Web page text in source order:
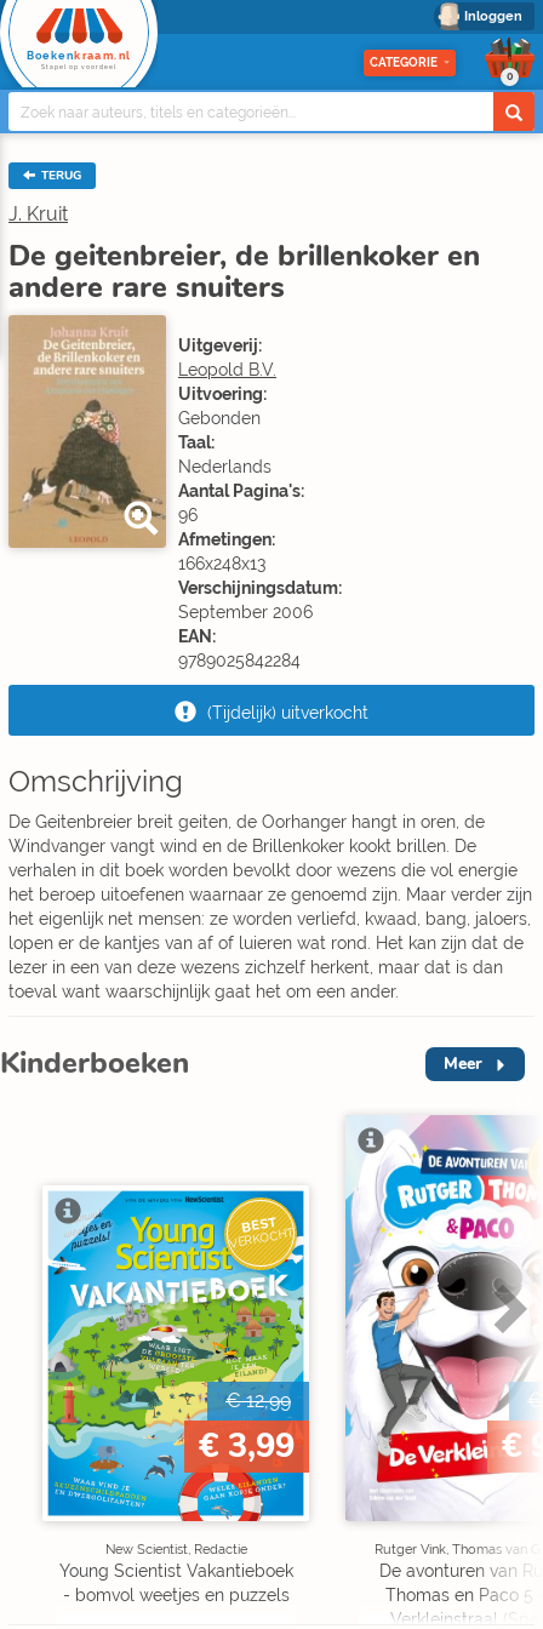
Inloggen
Boeken kraam.nl
Stapel op voordeel CATEGORIE
0
TERUG
J. Kruit
De geitenbreier, de brillenkoker en
andere rare snuiters
Uitgeverij:
Leopold B.V.
Uitvoering:
Gebonden
Taal:
Nederlands
Aantal Pagina's:
96
Afmetingen:
166x248x13
Verschijningsdatum:
September 2006
EAN:
9789025842284
(Tijdelijk) uitverkocht
Omschrijving
De Geitenbreier breit geiten, de Oorhanger hangt in oren, de
Windvanger vangt wind en de Brillenkoker kookt brillen. De
verhalen in dit boek worden bevolkt door wezens die vol energie
het beroep uitoefenen waarnaar ze genoemd zijn. Maar verder zijn
het eigenlijk net mensen: ze worden verliefd, kwaad, bang, jaloers,
lopen er de kantjes van af of luieren wat rond. Het kan zijn dat de
lezer in een van deze wezens zichzelf herkent, maar dat is dan
toeval want waarschijnlijk gaat het om een ander.
Kinderboeken Meer
BEST
VERKOCHT
€ 12,99
€ 3,99
New Scientist, Redactie
Young Scientist Vakantieboek
- bomvol weetjes en puzzels
€
€
Rutger Vink, Thomas van
De avonturen van
Thomas en Paco 5
Verkleinstraal